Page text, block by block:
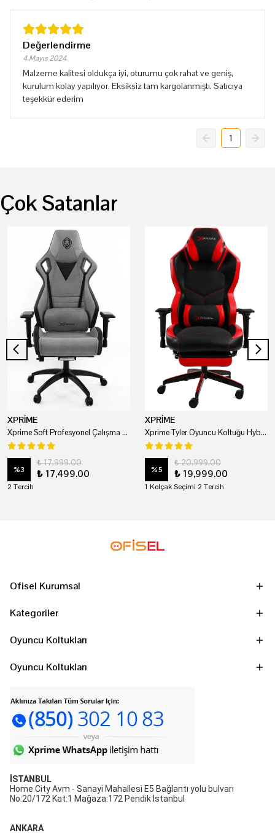
Değerlendirme
4 Mayıs 2024
Malzeme kalitesi oldukça iyi, oturumu çok rahat ve geniş,
kurulum kolay yapılıyor. Eksiksiz tam kargolanmıştı. Satıcıya
teşekkür ederim
1
Çok Satanlar
XPRİME
Xprime Soft Profesyonel Çalışma Ve Oyuncu Koltuğu
%3
₺ 17,999.00
₺ 17,499.00
2 Tercih
XPRİME
Xprime Tyler Oyuncu Koltuğu Hybrid Kumaş Kırmızı
%5
₺ 20,999.00
₺ 19,999.00
1 Kolçak Seçimi 2 Tercih
Ofisel Kurumsal
Kategoriler
Oyuncu Koltukları
Oyuncu Koltukları
İSTANBUL
Home City Avm - Sanayi Mahallesi E5 Bağlantı yolu bulvarı
No:20/172 Kat:1 Mağaza:172 Pendik İstanbul
ANKARA